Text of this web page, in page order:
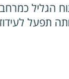
הגליל
תפעל
עבודה
הכלכלה
אטקרטיבי